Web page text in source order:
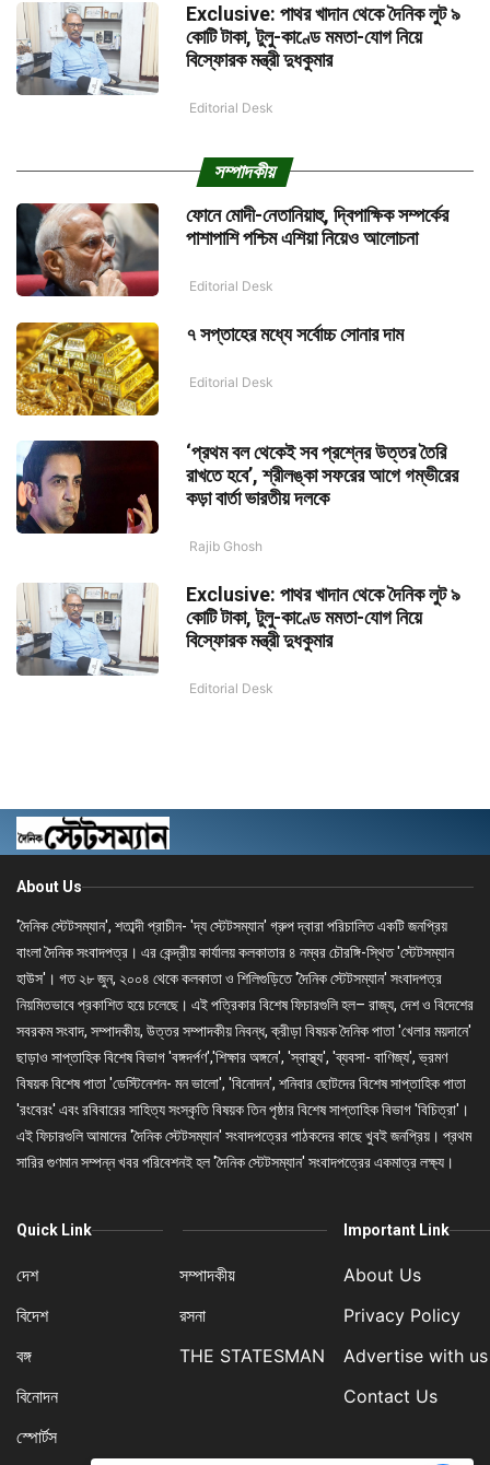
Exclusive: পাথর খাদান থেকে দৈনিক লুট ৯
কোটি টাকা, টুলু-কাণ্ডে মমতা-যোগ নিয়ে
বিস্ফোরক মন্ত্রী দুধকুমার
Editorial Desk
সম্পাদকীয়
ফোনে মোদী-নেতানিয়াহু, দ্বিপাক্ষিক সম্পর্কের
পাশাপাশি পশ্চিম এশিয়া নিয়েও আলোচনা
Editorial Desk
৭ সপ্তাহের মধ্যে সর্বোচ্চ সোনার দাম
Editorial Desk
‘প্রথম বল থেকেই সব প্রশ্নের উত্তর তৈরি
রাখতে হবে’, শ্রীলঙ্কা সফরের আগে গম্ভীরের
কড়া বার্তা ভারতীয় দলকে
Rajib Ghosh
Exclusive: পাথর খাদান থেকে দৈনিক লুট ৯
কোটি টাকা, টুলু-কাণ্ডে মমতা-যোগ নিয়ে
বিস্ফোরক মন্ত্রী দুধকুমার
Editorial Desk
About Us
'দৈনিক স্টেটসম্যান', শতাব্দী প্রাচীন- 'দ্য স্টেটসম্যান' গ্রুপ দ্বারা পরিচালিত একটি জনপ্রিয়
বাংলা দৈনিক সংবাদপত্র। এর কেন্দ্রীয় কার্যালয় কলকাতার ৪ নম্বর চৌরঙ্গি-স্থিত 'স্টেটসম্যান
হাউস'। গত ২৮ জুন, ২০০৪ থেকে কলকাতা ও শিলিগুড়িতে 'দৈনিক স্টেটসম্যান' সংবাদপত্র
নিয়মিতভাবে প্রকাশিত হয়ে চলেছে। এই পত্রিকার বিশেষ ফিচারগুলি হল– রাজ্য, দেশ ও বিদেশের
সবরকম সংবাদ, সম্পাদকীয়, উত্তর সম্পাদকীয় নিবন্ধ, ক্রীড়া বিষয়ক দৈনিক পাতা 'খেলার ময়দানে'
ছাড়াও সাপ্তাহিক বিশেষ বিভাগ 'বঙ্গদর্পণ','শিক্ষার অঙ্গনে', 'স্বাস্থ্য', 'ব্যবসা- বাণিজ্য', ভ্রমণ
বিষয়ক বিশেষ পাতা 'ডেস্টিনেশন- মন ভালো', 'বিনোদন', শনিবার ছোটদের বিশেষ সাপ্তাহিক পাতা
'রংবেরং' এবং রবিবারের সাহিত্য সংস্কৃতি বিষয়ক তিন পৃষ্ঠার বিশেষ সাপ্তাহিক বিভাগ 'বিচিত্রা'।
এই ফিচারগুলি আমাদের 'দৈনিক স্টেটসম্যান' সংবাদপত্রের পাঠকদের কাছে খুবই জনপ্রিয়। প্রথম
সারির গুণমান সম্পন্ন খবর পরিবেশনই হল 'দৈনিক স্টেটসম্যান' সংবাদপত্রের একমাত্র লক্ষ্য।
Quick Link
দেশ
বিদেশ
বঙ্গ
বিনোদন
স্পোর্টস
সম্পাদকীয়
রসনা
THE STATESMAN
Important Link
About Us
Privacy Policy
Advertise with us
Contact Us